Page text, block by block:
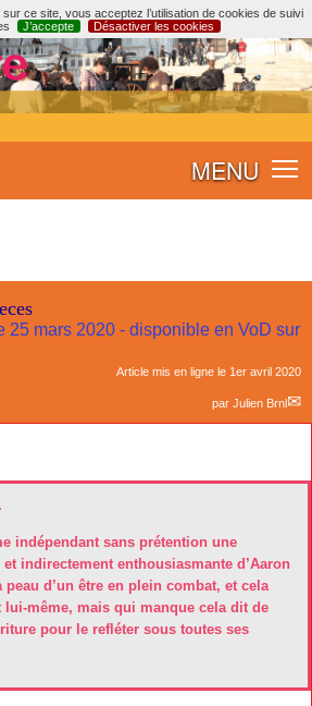
ce site, vous acceptez l’utilisation de cookies de suivi
J’accepte Désactiver les cookies
MENU
25 mars 2020 - disponible en VoD sur
Article mis en ligne le 1er avril 2020
par Julien Brnl
indépendant sans prétention une
indirectement enthousiasmante d’Aaron
d’un être en plein combat, et cela
même, mais qui manque cela dit de
pour le refléter sous toutes ses